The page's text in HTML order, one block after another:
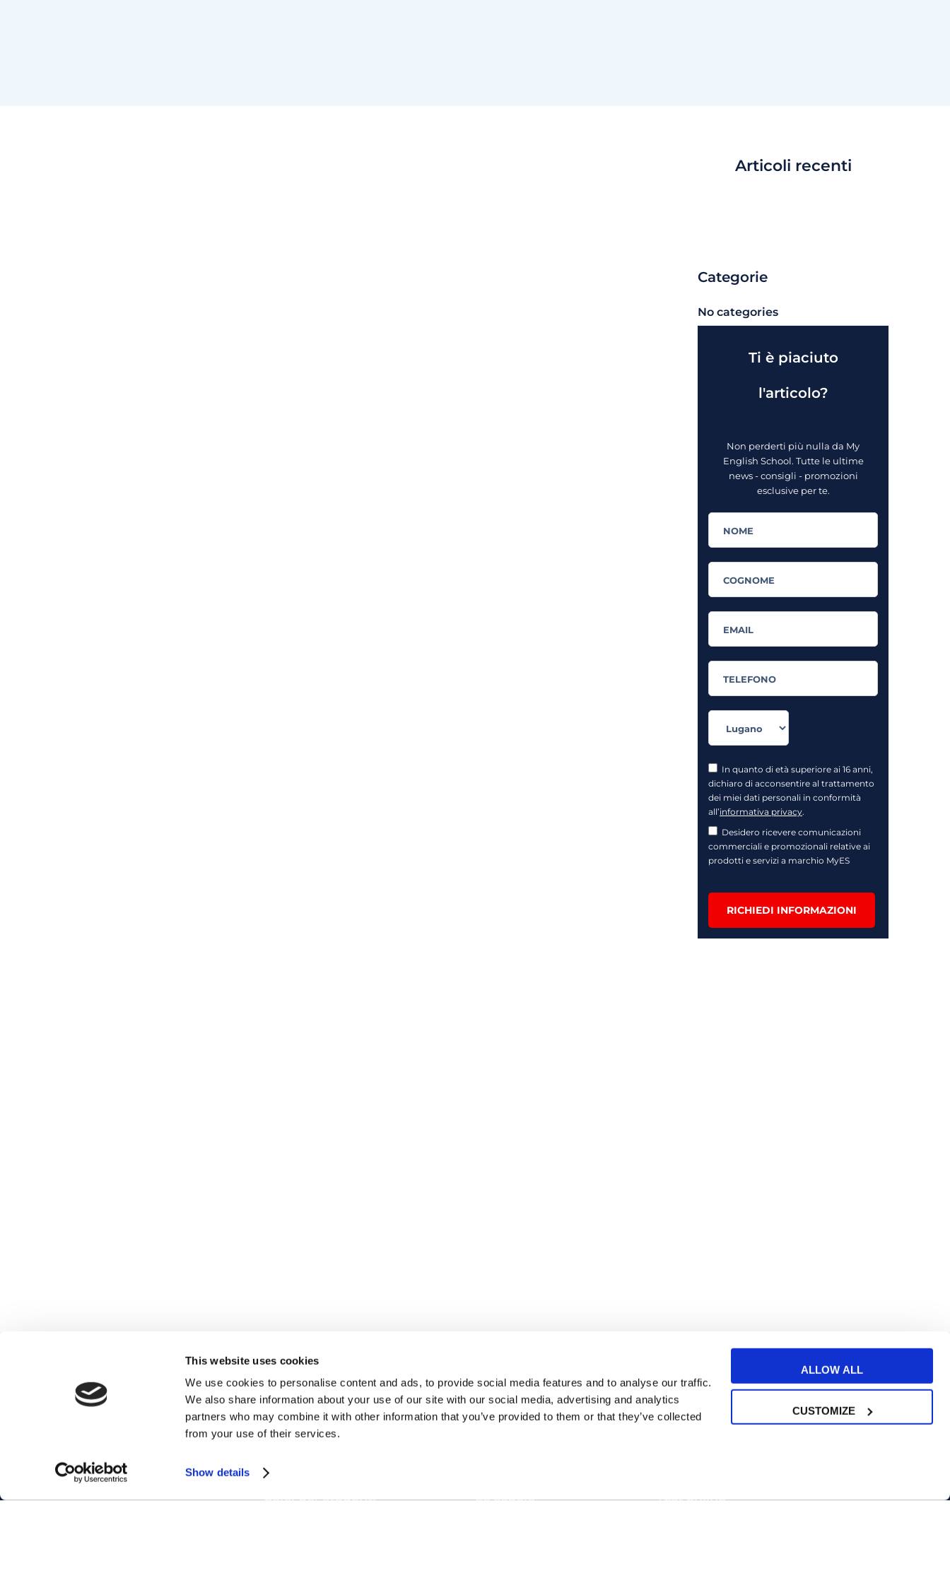
This website uses cookies
We use cookies to personalise content and ads, to provide social media features and to analyse our traffic.
We also share information about your use of our site with our social media, advertising and analytics
partners who may combine it with other information that you’ve provided to them or that they’ve collected
from your use of their services.
Show details
ALLOW ALL
CUSTOMIZE
Articoli recenti
Categorie
No categories
Ti è piaciuto
l'articolo?
Non perderti più nulla da My
English School. Tutte le ultime
news - consigli - promozioni
esclusive per te.
In quanto di età superiore ai 16 anni,
dichiaro di acconsentire al trattamento
dei miei dati personali in conformità
all’informativa privacy.
Desidero ricevere comunicazioni
commerciali e promozionali relative ai
prodotti e servizi a marchio MyES
RICHIEDI INFORMAZIONI
CORSI DI INGLESE
Corsi per adulti
Corsi per studenti
Le scuole
Test online